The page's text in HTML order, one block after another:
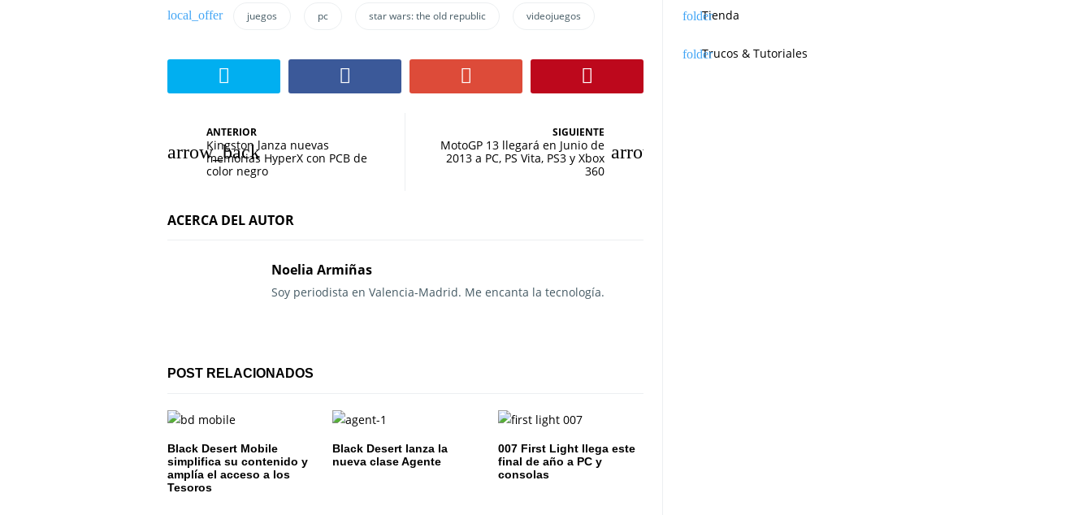
juegos pc star wars: the old republic videojuegos
a
e
ó
n
d
e
e
ANTERIOR
Kingston lanza nuevas
memorias HyperX con PCB de
color negro
SIGUIENTE
MotoGP 13 llegará en Junio de
2013 a PC, PS Vita, PS3 y Xbox
360
ACERCA DEL AUTOR
Noelia Armiñas
Soy periodista en Valencia-Madrid. Me encanta la tecnología.
POST RELACIONADOS
Black Desert Mobile
simplifica su contenido y
amplía el acceso a los
Tesoros
Black Desert lanza la
nueva clase Agente
007 First Light llega este
final de año a PC y
consolas
Tienda
Trucos & Tutoriales